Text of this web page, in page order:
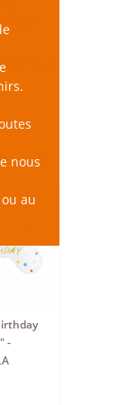
nous
au
de
la suite
-